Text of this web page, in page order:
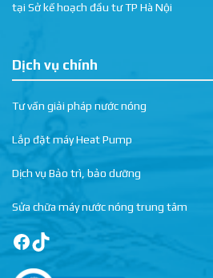
tại Sở kế hoạch đầu tư TP Hà Nội
Dịch vụ chính
Tư vấn giải pháp nước nóng
Lắp đặt máy Heat Pump
Dịch vụ Bảo trì, bảo dưỡng
Sửa chữa máy nước nóng trung tâm